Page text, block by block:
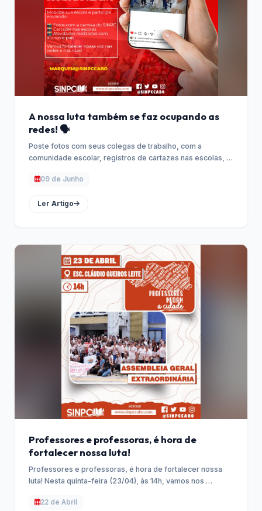
A nossa luta também se faz ocupando as
redes! 🗣️
Poste fotos com seus colegas de trabalho, com a
comunidade escolar, registros de cartazes nas escolas, …
09 de Junho
Ler Artigo
Professores e professoras, é hora de
fortalecer nossa luta!
Professores e professoras, é hora de fortalecer nossa
luta! Nesta quinta-feira (23/04), às 14h, vamos nos …
22 de Abril